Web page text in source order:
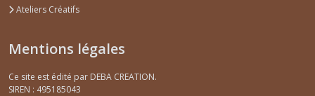
Ateliers Créatifs
Mentions légales
Ce site est édité par DEBA CREATION.
SIREN : 495185043